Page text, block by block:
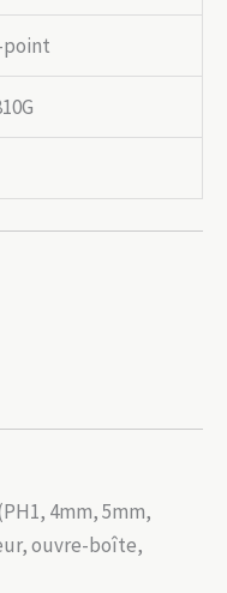
point
4mm, 5mm,
ouvre-boîte,